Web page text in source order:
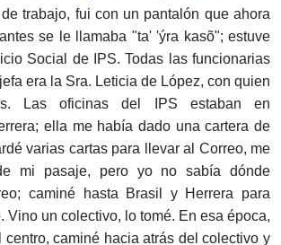
trabajo, fui con un pantalón que ahora
se le llamaba "ta' 'ýra kasõ"; estuve
Social de IPS. Todas las funcionarias
era la Sra. Leticia de López, con quien
Las oficinas del IPS estaban en
ella me había dado una cartera de
varias cartas para llevar al Correo, me
mi pasaje, pero yo no sabía dónde
caminé hasta Brasil y Herrera para
Vino un colectivo, lo tomé. En esa época,
centro, caminé hacia atrás del colectivo y